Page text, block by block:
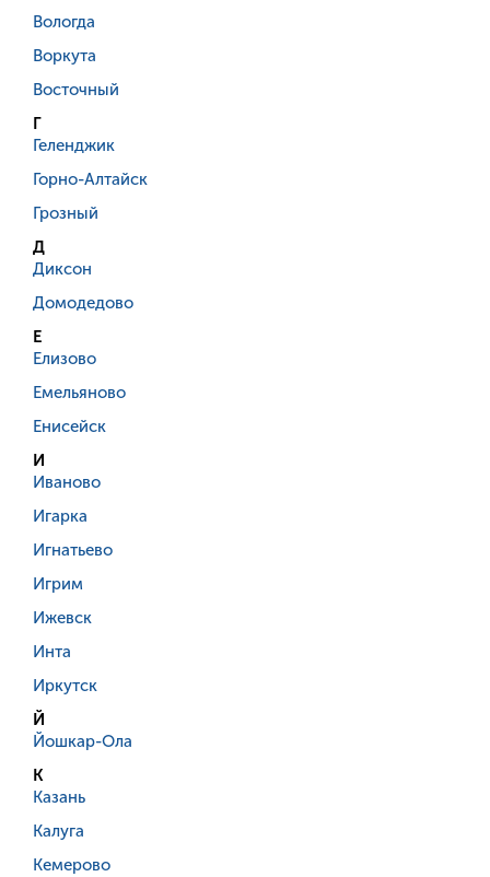
Вологда
Воркута
Восточный
Г
Геленджик
Горно-Алтайск
Грозный
Д
Диксон
Домодедово
Е
Елизово
Емельяново
Енисейск
И
Иваново
Игарка
Игнатьево
Игрим
Ижевск
Инта
Иркутск
Й
Йошкар-Ола
К
Казань
Калуга
Кемерово